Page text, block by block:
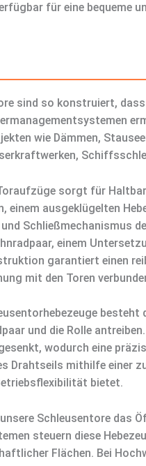
für eine bequeme
sind so konstruiert,
wie Dämmen,
sorgt für
einem ausgeklügelten
Schließmechanismus
einem
garantiert einen
mit den Toren
und die Rolle
wodurch eine
Drahtseils mithilfe einer
bietet.
Schleusentore das
steuern diese
Flächen. Bei